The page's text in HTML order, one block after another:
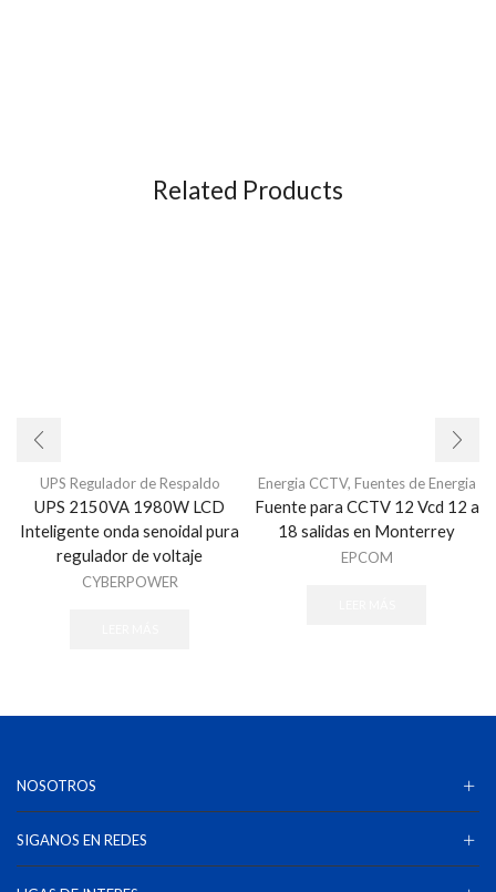
Related Products
UPS Regulador de Respaldo
UPS 2150VA 1980W LCD
Inteligente onda senoidal pura
regulador de voltaje
CYBERPOWER
Energia CCTV, Fuentes de Energia
Fuente para CCTV 12 Vcd 12 a
18 salidas en Monterrey
EPCOM
NOSOTROS
SIGANOS EN REDES